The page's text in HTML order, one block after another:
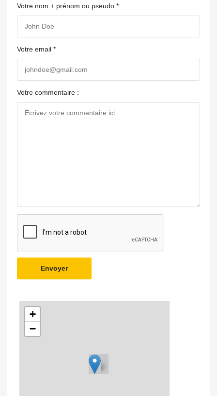
Votre nom + prénom ou pseudo *
Votre email *
Votre commentaire :
Envoyer
+
−